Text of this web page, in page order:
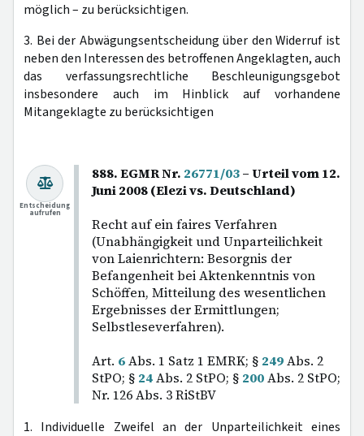
möglich – zu berücksichtigen.
3. Bei der Abwägungsentscheidung über den Widerruf ist
neben den Interessen des betroffenen Angeklagten, auch
das verfassungsrechtliche Beschleunigungsgebot
insbesondere auch im Hinblick auf vorhandene
Mitangeklagte zu berücksichtigen
888. EGMR Nr. 26771/03– Urteil vom 12.
Juni 2008 (Elezi vs. Deutschland)
Recht auf ein faires Verfahren
(Unabhängigkeit und Unparteilichkeit
von Laienrichtern: Besorgnis der
Befangenheit bei Aktenkenntnis von
Schöffen, Mitteilung des wesentlichen
Ergebnisses der Ermittlungen;
Selbstleseverfahren).
Art. 6Abs. 1 Satz 1 EMRK; § 249Abs. 2
StPO; § 24Abs. 2 StPO; § 200Abs. 2 StPO;
Nr. 126 Abs. 3 RiStBV
Entscheidung
aufrufen
1. Individuelle Zweifel an der Unparteilichkeit eines